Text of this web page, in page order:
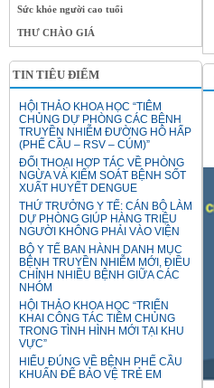
Sức khỏe người cao tuổi
THƯ CHÀO GIÁ
TIN TIÊU ĐIỂM
HỘI THẢO KHOA HỌC “TIÊM
CHỦNG DỰ PHÒNG CÁC BỆNH
TRUYỀN NHIỄM ĐƯỜNG HÔ HẤP
(PHẾ CẦU – RSV – CÚM)”
ĐỐI THOẠI HỢP TÁC VỀ PHÒNG
NGỪA VÀ KIỂM SOÁT BỆNH SỐT
XUẤT HUYẾT DENGUE
THỨ TRƯỞNG Y TẾ: CÁN BỘ LÀM
DỰ PHÒNG GIÚP HÀNG TRIỆU
NGƯỜI KHÔNG PHẢI VÀO VIỆN
BỘ Y TẾ BAN HÀNH DANH MỤC
BỆNH TRUYỀN NHIỄM MỚI, ĐIỀU
CHỈNH NHIỀU BỆNH GIỮA CÁC
NHÓM
HỘI THẢO KHOA HỌC “TRIỂN
KHAI CÔNG TÁC TIÊM CHỦNG
TRONG TÌNH HÌNH MỚI TẠI KHU
VỰC”
HIỂU ĐÚNG VỀ BỆNH PHẾ CẦU
KHUẨN ĐỂ BẢO VỆ TRẺ EM